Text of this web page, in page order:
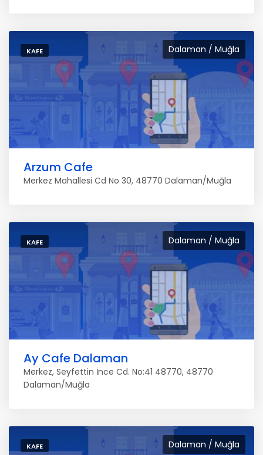
Dalaman / Muğla
KAFE
Arzum Cafe
Merkez Mahallesi Cd No 30, 48770 Dalaman/Muğla
Dalaman / Muğla
KAFE
Ay Cafe Dalaman
Merkez, Seyfettin İnce Cd. No:41 48770, 48770
Dalaman/Muğla
Dalaman / Muğla
KAFE